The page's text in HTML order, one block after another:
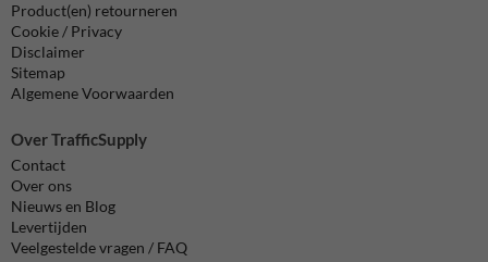
Product(en) retourneren
Cookie / Privacy
Disclaimer
Sitemap
Algemene Voorwaarden
Over TrafficSupply
Contact
Over ons
Nieuws en Blog
Levertijden
Veelgestelde vragen / FAQ